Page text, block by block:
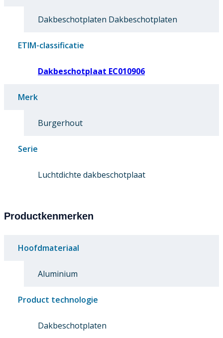
Dakbeschotplaten Dakbeschotplaten
ETIM-classificatie
Dakbeschotplaat EC010906
Merk
Burgerhout
Serie
Luchtdichte dakbeschotplaat
Productkenmerken
Hoofdmateriaal
Aluminium
Product technologie
Dakbeschotplaten